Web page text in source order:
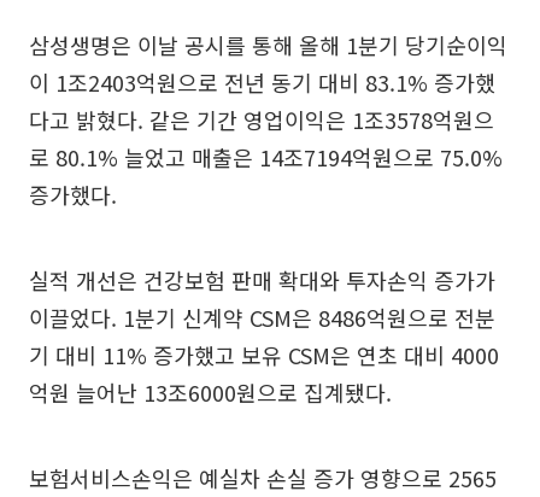
삼성생명은 이날 공시를 통해 올해 1분기 당기순이익
이 1조2403억원으로 전년 동기 대비 83.1% 증가했
다고 밝혔다. 같은 기간 영업이익은 1조3578억원으
로 80.1% 늘었고 매출은 14조7194억원으로 75.0%
증가했다.
실적 개선은 건강보험 판매 확대와 투자손익 증가가
이끌었다. 1분기 신계약 CSM은 8486억원으로 전분
기 대비 11% 증가했고 보유 CSM은 연초 대비 4000
억원 늘어난 13조6000원으로 집계됐다.
보험서비스손익은 예실차 손실 증가 영향으로 2565